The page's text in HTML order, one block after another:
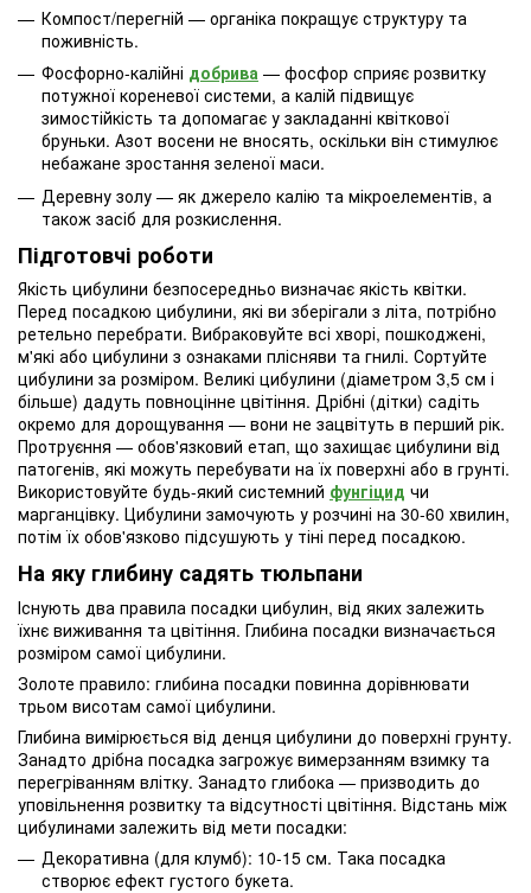
Компост/перегній — органіка покращує структуру та
поживність.
Фосфорно-калійні добрива — фосфор сприяє розвитку
потужної кореневої системи, а калій підвищує
зимостійкість та допомагає у закладанні квіткової
бруньки. Азот восени не вносять, оскільки він стимулює
небажане зростання зеленої маси.
Деревну золу — як джерело калію та мікроелементів, а
також засіб для розкислення.
Підготовчі роботи
Якість цибулини безпосередньо визначає якість квітки.
Перед посадкою цибулини, які ви зберігали з літа, потрібно
ретельно перебрати. Вибраковуйте всі хворі, пошкоджені,
м'які або цибулини з ознаками плісняви ​​та гнилі. Сортуйте
цибулини за розміром. Великі цибулини (діаметром 3,5 см і
більше) дадуть повноцінне цвітіння. Дрібні (дітки) садіть
окремо для дорощування — вони не зацвітуть в перший рік.
Протруєння — обов'язковий етап, що захищає цибулини від
патогенів, які можуть перебувати на їх поверхні або в грунті.
Використовуйте будь-який системний фунгіцид чи
марганцівку. Цибулини замочують у розчині на 30-60 хвилин,
потім їх обов'язково підсушують у тіні перед посадкою.
На яку глибину садять тюльпани
Існують два правила посадки цибулин, від яких залежить
їхнє виживання та цвітіння. Глибина посадки визначається
розміром самої цибулини.
Золоте правило: глибина посадки повинна дорівнювати
трьом висотам самої цибулини.
Глибина вимірюється від денця цибулини до поверхні грунту.
Занадто дрібна посадка загрожує вимерзанням взимку та
перегріванням влітку. Занадто глибока — призводить до
уповільнення розвитку та відсутності цвітіння. Відстань між
цибулинами залежить від мети посадки:
Декоративна (для клумб): 10-15 см. Така посадка
створює ефект густого букета.